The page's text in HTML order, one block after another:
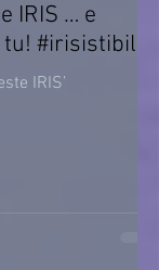
IRIS … e
#irisistibile
IRIS’